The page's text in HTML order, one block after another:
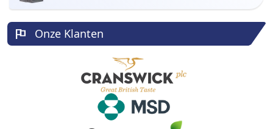
Onze Klanten